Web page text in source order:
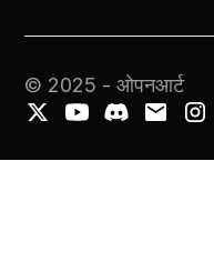
© 2025 - ओपनआर्ट